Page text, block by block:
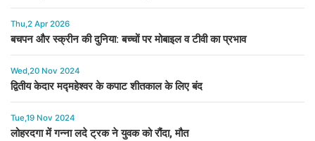
Thu,2 Apr 2026
बचपन और स्क्रीन की दुनिया: बच्चों पर मोबाइल व टीवी का प्रभाव
Wed,20 Nov 2024
द्वितीय केदार मद्महेश्वर के कपाट शीतकाल के लिए बंद
Tue,19 Nov 2024
लोहरदगा में गन्ना लदे ट्रक ने युवक को रौंदा, मौत